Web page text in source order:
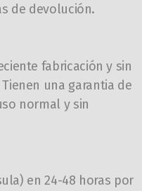
de devolución.
fabricación y sin
una garantia de
normal y sin
en24-48 horas por